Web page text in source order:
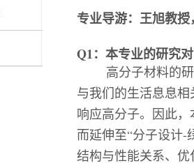
专业导游：王旭教授
Q1：本专业的研究
高分子材料的
与我们的生活息息相
响应高分子。因此
而延伸至“分子设计-
结构与性能关系、